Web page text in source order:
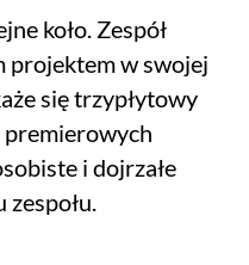
koło. Zespół
projektem w swojej
się trzypłytowy
premierowych
i dojrzałe